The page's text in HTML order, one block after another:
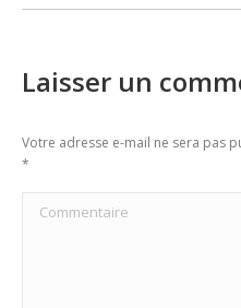
Laisser un
Votre adresse e-mail ne sera pas
*
Commentaire